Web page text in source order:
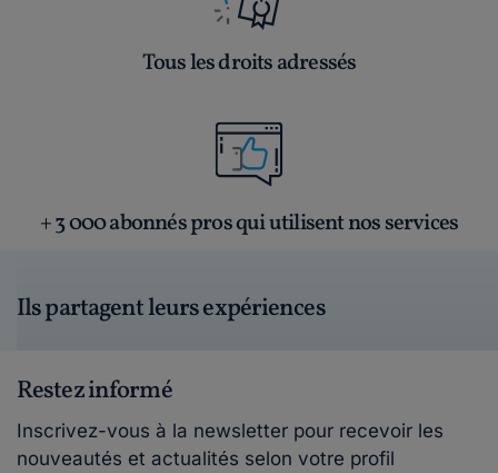
Tous les droits adressés
+ 3 000 abonnés pros qui utilisent nos services
Ils partagent leurs expériences
Restez informé
Inscrivez-vous à la newsletter pour recevoir les
nouveautés et actualités selon votre profil